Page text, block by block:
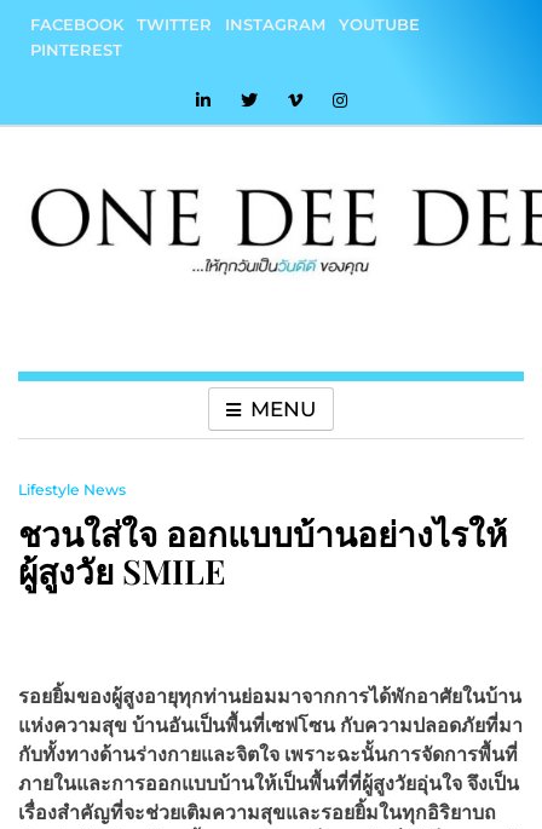
content
FACEBOOK TWITTER INSTAGRAM
YOUTUBE
PINTEREST
MENU
Lifestyle News
ชวนใส่ใจ ออกแบบบ้านอย่างไรให้
ผู้สูงวัย SMILE
รอยยิ้มของผู้สูงอายุทุกท่านย่อมมาจากการได้พักอาศัยในบ้าน
แห่งความสุข บ้านอันเป็นพื้นที่เซฟโซน กับความปลอดภัยที่มา
กับทั้งทางด้านร่างกายและจิตใจ เพราะฉะนั้นการจัดการพื้นที่
ภายในและการออกแบบบ้านให้เป็นพื้นที่ที่ผู้สูงวัยอุ่นใจ จึงเป็น
เรื่องสำคัญที่จะช่วยเติมความสุขและรอยยิ้มในทุกอิริยาบถ